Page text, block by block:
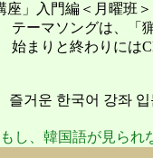
座」入門編＜月曜班
テーマソングは、「
始まりと終わりには
즐거운 한국어 강좌
もし、韓国語が見られ